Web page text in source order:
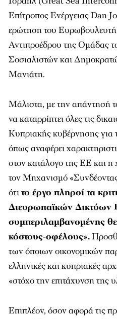
Επίτροπος Ενέργειας Dan
ερώτηση του Ευρωβουλευτή
Αντιπροέδρου της Ομάδας
Σοσιαλιστών και
Μανιάτη.
Μάλιστα, με την απάντησή
να καταρρίπτει όλες τις
Κυπριακής κυβέρνησης για
όπως αναφέρει
στον κατάλογο της ΕΕ και
τον Μηχανισμό
ότιτο έργο πληροί τα
Διευρωπαϊκών Δικτύων
συμπεριλαμβανομένης
κόστους-οφέλους».
των όποιων οικονομικών
ελληνικές και κυπριακές
«στόχο την επιτάχυνση της
Επιπλέον, όσον αφορά τις